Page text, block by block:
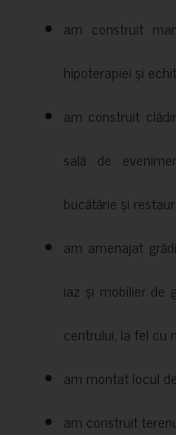
am construit
hipoterapiei și
am construit
sală de
bucătărie și
am amenajat
iaz și mobilier de
centrului, la fel cu
am montat locul
am construit